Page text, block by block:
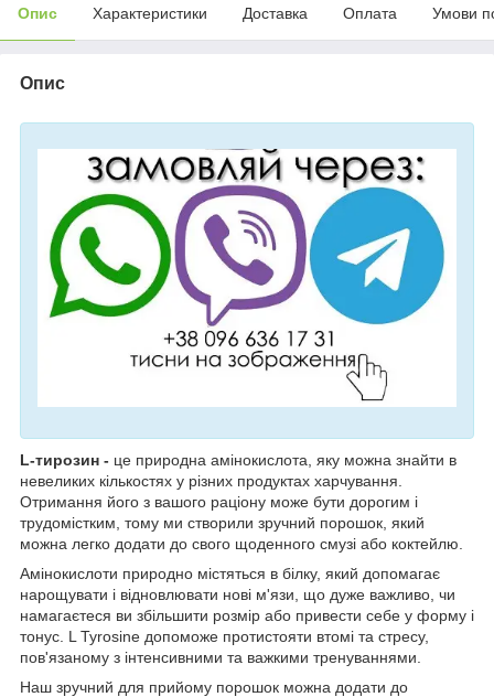
Опис Характеристики Доставка Оплата Умови
Опис
L-тирозин - це природна амінокислота, яку можна знайти в
невеликих кількостях у різних продуктах харчування.
Отримання його з вашого раціону може бути дорогим і
трудомістким, тому ми створили зручний порошок, який
можна легко додати до свого щоденного смузі або коктейлю.
Амінокислоти природно містяться в білку, який допомагає
нарощувати і відновлювати нові м'язи, що дуже важливо, чи
намагаєтеся ви збільшити розмір або привести себе у форму і
тонус. L Tyrosine допоможе протистояти втомі та стресу,
пов'язаному з інтенсивними та важкими тренуваннями.
Наш зручний для прийому порошок можна додати до